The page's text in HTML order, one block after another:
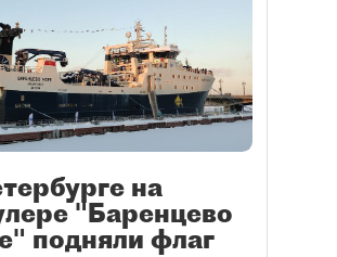
на
"Баренцево
подняли флаг